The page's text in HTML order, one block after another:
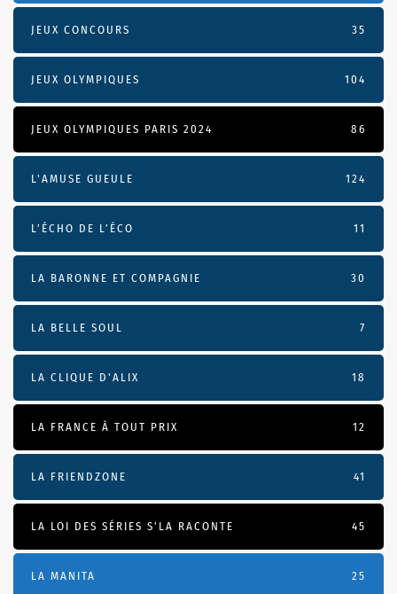
JEUX CONCOURS 35
JEUX OLYMPIQUES 104
JEUX OLYMPIQUES PARIS 2024 86
L'AMUSE GUEULE 124
L’ÉCHO DE L’ÉCO 11
LA BARONNE ET COMPAGNIE 30
LA BELLE SOUL 7
LA CLIQUE D'ALIX 18
LA FRANCE À TOUT PRIX 12
LA FRIENDZONE 41
LA LOI DES SÉRIES S'LA RACONTE 45
LA MANITA 25